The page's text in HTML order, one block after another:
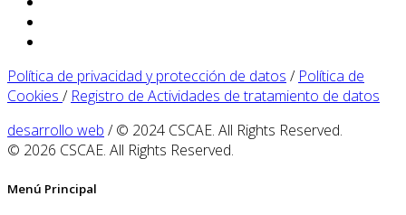
Política de privacidad y protección de datos / Política de
Cookies / Registro de Actividades de tratamiento de datos
desarrollo web / © 2024 CSCAE. All Rights Reserved.
© 2026 CSCAE. All Rights Reserved.
Menú Principal